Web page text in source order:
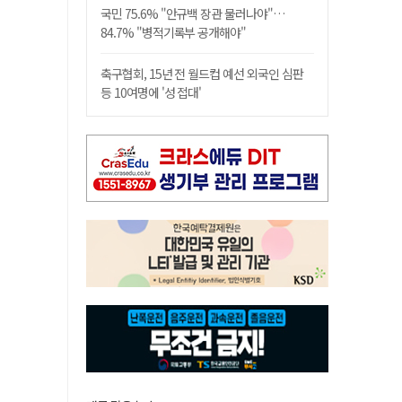
국민 75.6% "안규백 장관 물러나야"…
84.7% "병적기록부 공개해야"
축구협회, 15년 전 월드컵 예선 외국인 심판
등 10여명에 '성 접대'